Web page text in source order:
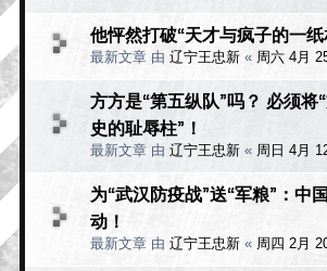
他怦然打破“天才与疯子的一纸
最新文章 由 辽宁王忠新 « 周六 4月
方方是“第五纵队”吗？ 必须将
史的耻辱柱”！
最新文章 由 辽宁王忠新 « 周日 4月
为“武汉防疫战”送“军粮”：中
动！
最新文章 由 辽宁王忠新 « 周四 2月